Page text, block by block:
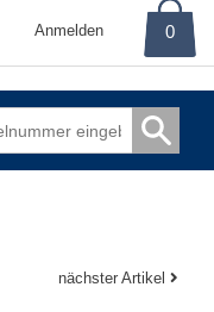
Anmelden 0
nächster Artikel